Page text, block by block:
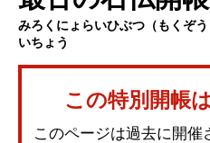
みろくにょらいひぶつ（もくぞ
いちょう
この特別開帳
このページは過去に開催